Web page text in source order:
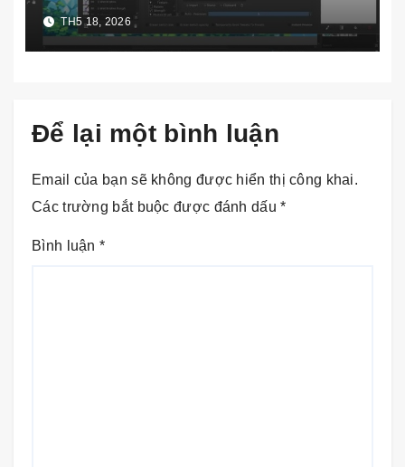
TH5 18, 2026
Để lại một bình luận
Email của bạn sẽ không được hiển thị công khai.
Các trường bắt buộc được đánh dấu*
Bình luận *